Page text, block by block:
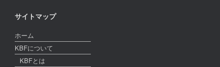
サイトマップ
ホーム
KBFについて
KBFとは